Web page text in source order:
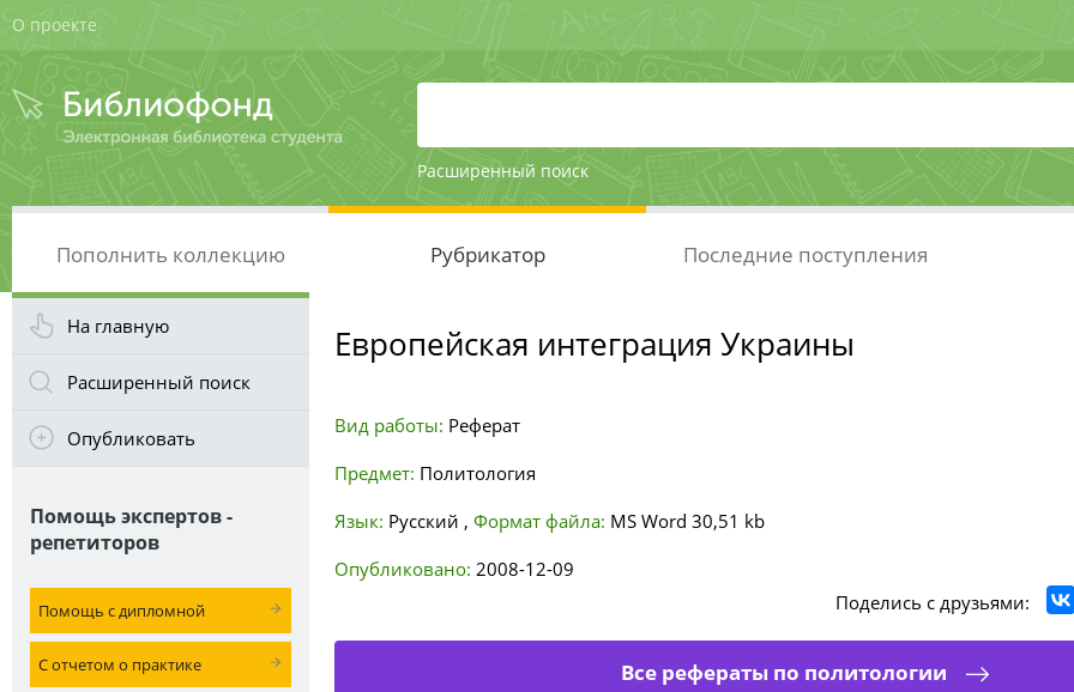
О проекте
Расширенный поиск
Пополнить коллекцию Рубрикатор Последние поступления
На главную
Расширенный поиск
Опубликовать
Помощь экспертов -
репетиторов
Помощь с дипломной
С отчетом о практике
Европейская интеграция Украины
Вид работы: Реферат
Предмет: Политология
Язык: Русский , Формат файла: MS Word 30,51 kb
Опубликовано: 2008-12-09
Поделись с друзьями:
Все рефераты по политологии